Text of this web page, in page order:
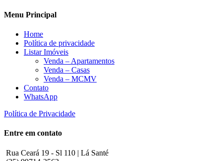
Menu Principal
Home
Política de privacidade
Listar Imóveis
Venda – Apartamentos
Venda – Casas
Venda – MCMV
Contato
WhatsApp
Política de Privacidade
Entre em contato
Rua Ceará 19 - Sl 110 | Lá Santé